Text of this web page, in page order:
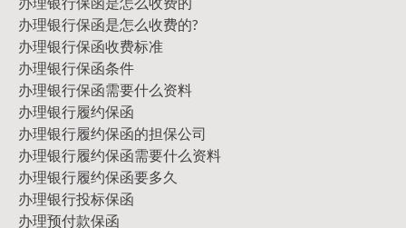
办理银行保函是怎么收费的?
办理银行保函收费标准
办理银行保函条件
办理银行保函需要什么资料
办理银行履约保函
办理银行履约保函的担保公司
办理银行履约保函需要什么资料
办理银行履约保函要多久
办理银行投标保函
办理预付款保函